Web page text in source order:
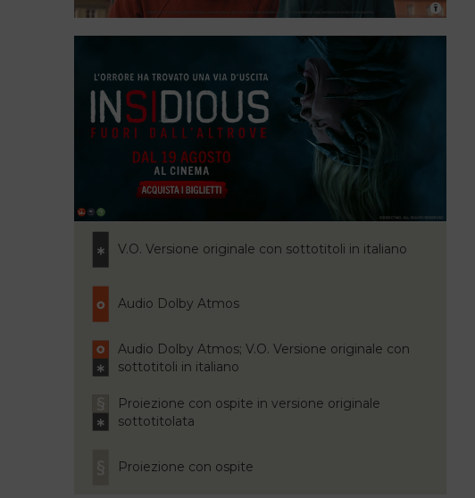
V.O. Versione originale con sottotitoli in italiano
Audio Dolby Atmos
Audio Dolby Atmos; V.O. Versione originale con
sottotitoli in italiano
Proiezione con ospite in versione originale
sottotitolata
Proiezione con ospite